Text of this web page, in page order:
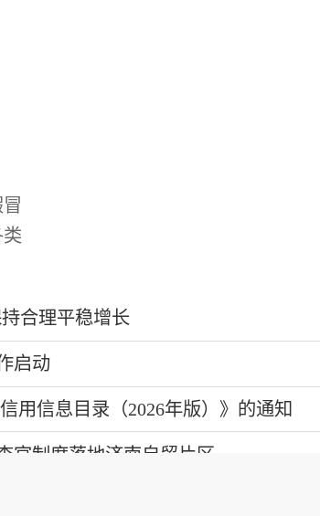
合理平稳增长
启动
用信息目录（2026年版）》的通知
官制度落地济南自贸片区